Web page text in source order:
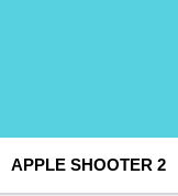
APPLE SHOOTER 2